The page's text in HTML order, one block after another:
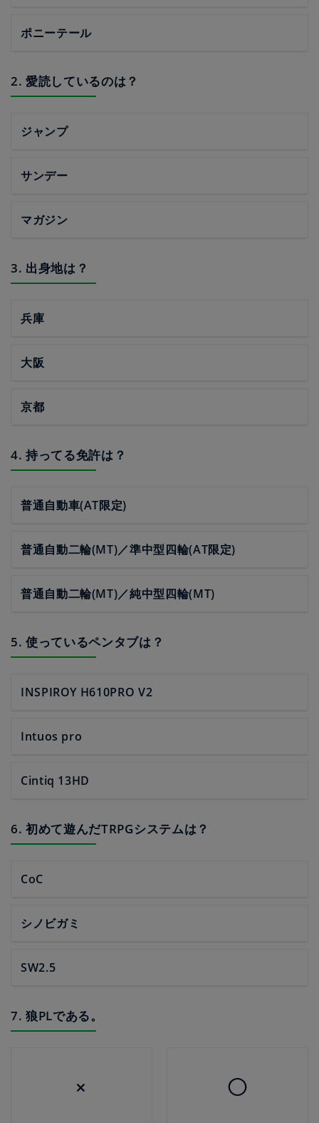
ポニーテール
2. 愛読しているのは？
ジャンプ
サンデー
マガジン
3. 出身地は？
兵庫
大阪
京都
4. 持ってる免許は？
普通自動車(AT限定)
普通自動二輪(MT)／準中型四輪(AT限定)
普通自動二輪(MT)／純中型四輪(MT)
5. 使っているペンタブは？
INSPIROY H610PRO V2
Intuos pro
Cintiq 13HD
6. 初めて遊んだTRPGシステムは？
CoC
シノビガミ
SW2.5
7. 狼PLである。
× ◯